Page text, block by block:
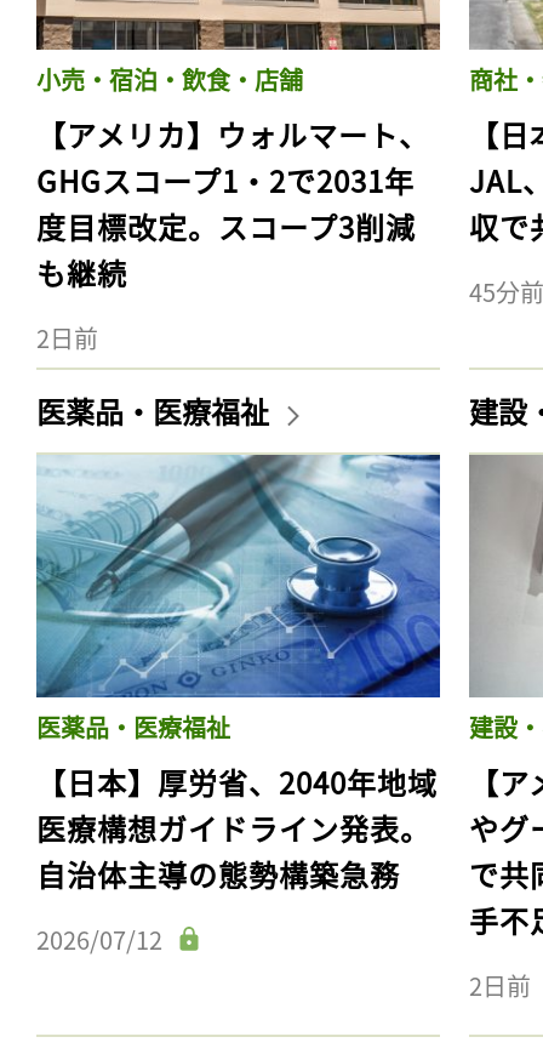
小売・宿泊・飲食・店舗
【アメリカ】ウォルマート、
GHGスコープ1・2で2031年
度目標改定。スコープ3削減
も継続
2日前
商社
【
JAL
収で
45分前
医薬品・医療福祉
医薬品・医療福祉
【日本】厚労省、2040年地域
医療構想ガイドライン発表。
自治体主導の態勢構築急務
2026/07/12
建設
建設
【
やグ
で共
手不
2日前